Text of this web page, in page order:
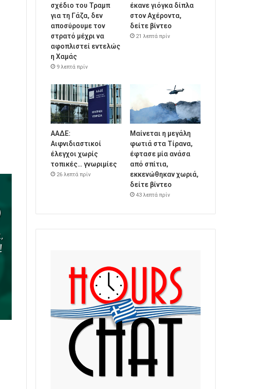
σχέδιο του Τραμπ
για τη Γάζα, δεν
αποσύρουμε τον
στρατό μέχρι να
αφοπλιστεί εντελώς
η Χαμάς
9 λεπτά πρίν
έκανε γιόγκα δίπλα
στον Αχέροντα,
δείτε βίντεο
21 λεπτά πρίν
ΑΑΔΕ:
Αιφνιδιαστικοί
έλεγχοι χωρίς
τοπικές… γνωριμίες
26 λεπτά πρίν
Μαίνεται η μεγάλη
φωτιά στα Τίρανα,
έφτασε μία ανάσα
από σπίτια,
εκκενώθηκαν χωριά,
δείτε βίντεο
43 λεπτά πρίν